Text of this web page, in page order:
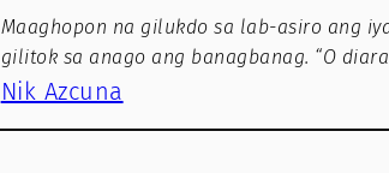
Maaghopon na gilukdo sa lab-asiro ang
gilitok sa anago ang banagbanag. “O
Nik Azcuna